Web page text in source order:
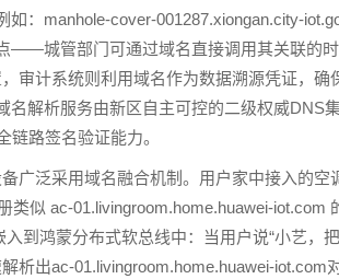
：manhole-cover-001287.xiongan.city-
——城管部门可通过域名直接调用其关联的
审计系统则利用域名作为数据溯源凭证，确
解析服务由新区自主可控的二级权威DNS集
路签名验证能力。
广泛采用域名融合机制。用户家中接入的空
似 ac-01.livingroom.home.huawei-iot.com
到鸿蒙分布式软总线中：当用户说“小艺，
析出ac-01.livingroom.home.huawei-iot.com